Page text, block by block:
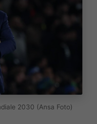
2030 (Ansa Foto)